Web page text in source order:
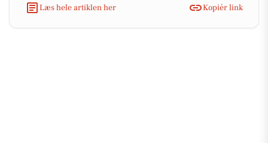
Læs hele artiklen her Kopiér link